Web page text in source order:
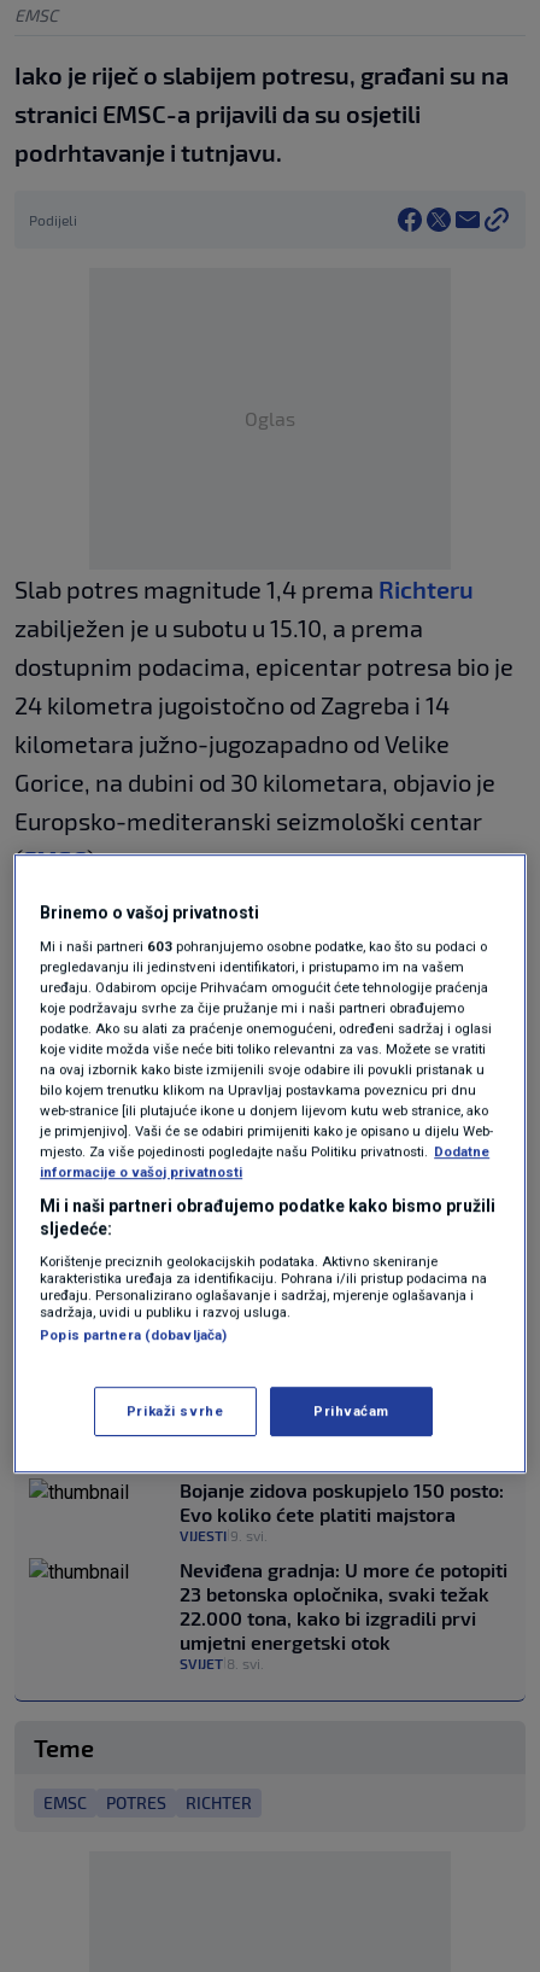
EMSC
Iako je riječ o slabijem potresu, građani su na
stranici EMSC-a prijavili da su osjetili
podrhtavanje i tutnjavu.
Podijeli
Oglas
Slab potres magnitude 1,4 prema Richteru
zabilježen je u subotu u 15.10, a prema
dostupnim podacima, epicentar potresa bio je
24 kilometra jugoistočno od Zagreba i 14
kilometara južno-jugozapadno od Velike
Gorice, na dubini od 30 kilometara, objavio je
Europsko-mediteranski seizmološki centar
(EMSC).
Iako je riječ o slabijem potresu, prenosi
građani su na stranici EMSC-a prijavili da su
osjetili podrhtavanje i tutnjavu.
‘Ovaj put zvuk kao grmljavina’, napisao je jedan
korisnik iz Petrinje.
‘Tutnjava, malo zatreslo, neugodan osjećaj’,
naveo je drugi građanin.
PROČITAJTE JOŠ
FOTO / Thompson pjevao na
Zrinjevcu! Oglasili se iz Grada: "Nije
Na kruzeru izbila nova epidemija: 115
osoba zaraženo
Bojanje zidova poskupjelo 150 posto:
Evo koliko ćete platiti majstora
VIJESTI 9. svi.
Neviđena gradnja: U more će potopiti
23 betonska opločnika, svaki težak
22.000 tona, kako bi izgradili prvi
umjetni energetski otok
SVIJET 8. svi.
Teme
EMSC POTRES RICHTER
Brinemo o vašoj privatnosti
Mi i naši partneri 603 pohranjujemo osobne podatke, kao što su podaci o
pregledavanju ili jedinstveni identifikatori, i pristupamo im na vašem
uređaju. Odabirom opcije Prihvaćam omogućit ćete tehnologije praćenja
koje podržavaju svrhe za čije pružanje mi i naši partneri obrađujemo
podatke. Ako su alati za praćenje onemogućeni, određeni sadržaj i oglasi
koje vidite možda više neće biti toliko relevantni za vas. Možete se vratiti
na ovaj izbornik kako biste izmijenili svoje odabire ili povukli pristanak u
bilo kojem trenutku klikom na Upravljaj postavkama poveznicu pri dnu
web-stranice [ili plutajuće ikone u donjem lijevom kutu web stranice, ako
je primjenjivo]. Vaši će se odabiri primijeniti kako je opisano u dijelu Web-
mjesto. Za više pojedinosti pogledajte našu Politiku privatnosti. Dodatne
informacije o vašoj privatnosti
Mi i naši partneri obrađujemo podatke kako bismo pružili
sljedeće:
Korištenje preciznih geolokacijskih podataka. Aktivno skeniranje
karakteristika uređaja za identifikaciju. Pohrana i/ili pristup podacima na
uređaju. Personalizirano oglašavanje i sadržaj, mjerenje oglašavanja i
sadržaja, uvidi u publiku i razvoj usluga.
Popis partnera (dobavljača)
Prikaži svrhe Prihvaćam